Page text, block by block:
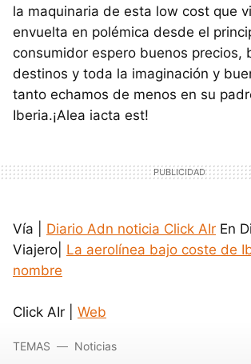
la maquinaria de esta low cost que
envuelta en polémica desde el
consumidor espero buenos precios,
destinos y toda la imaginación y
tanto echamos de menos en su
Iberia.¡Alea iacta est!
Vía | Diario Adn noticia Click AIr En
Viajero| La aerolínea bajo coste de
nombre
Click AIr | Web
TEMAS Noticias